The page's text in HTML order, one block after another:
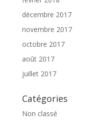
décembre 2017
novembre 2017
octobre 2017
août 2017
juillet 2017
Catégories
Non classé